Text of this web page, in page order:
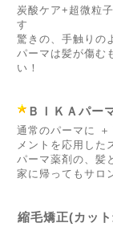
炭酸ケア+超微粒
す
驚きの、手触りの
パーマは髪が傷む
い！
ＢＩＫＡパー
通常のパーマに
メントを応用した
パーマ薬剤の、髪
家に帰ってもサロ
縮毛矯正(カッ